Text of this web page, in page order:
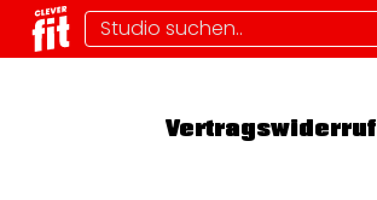
Vertragswiderruf